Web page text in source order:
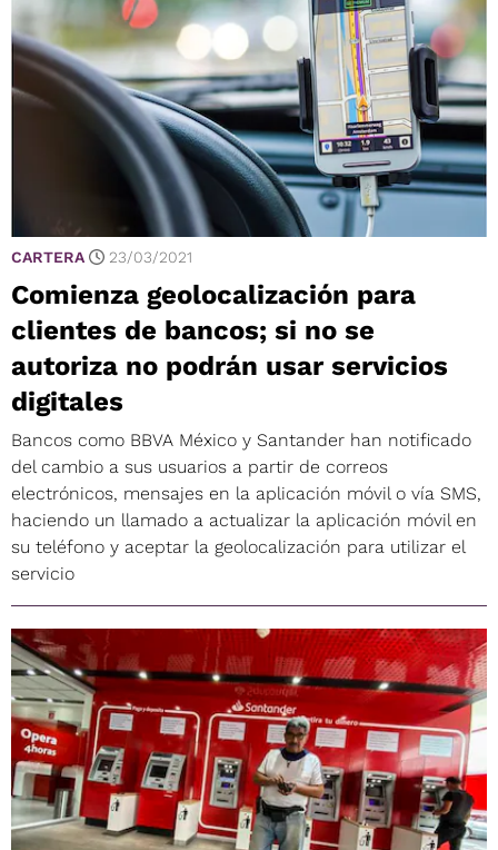
CARTERA 23/03/2021
Comienza geolocalización para
clientes de bancos; si no se
autoriza no podrán usar servicios
digitales
Bancos como BBVA México y Santander han notificado
del cambio a sus usuarios a partir de correos
electrónicos, mensajes en la aplicación móvil o vía SMS,
haciendo un llamado a actualizar la aplicación móvil en
su teléfono y aceptar la geolocalización para utilizar el
servicio